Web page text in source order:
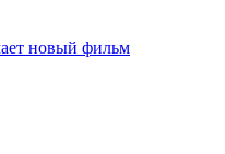
новый фильм